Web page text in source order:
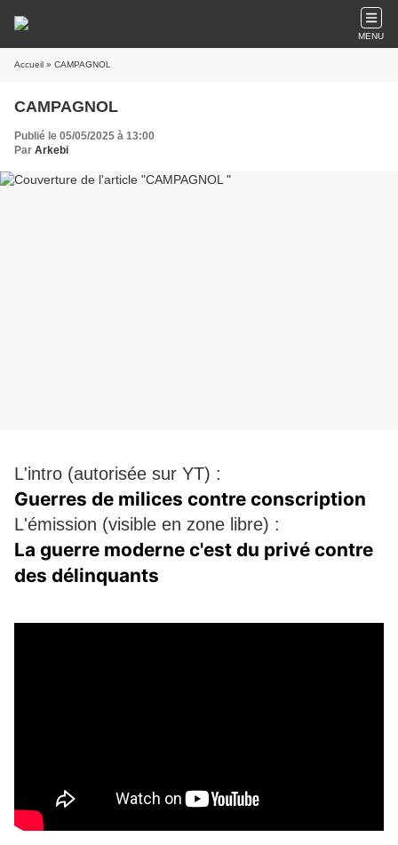
MENU
Accueil » CAMPAGNOL
CAMPAGNOL
Publié le 05/05/2025 à 13:00
Par Arkebi
L'intro (autorisée sur YT) :
Guerres de milices contre conscription
L'émission (visible en zone libre) :
La guerre moderne c'est du privé contre
des délinquants